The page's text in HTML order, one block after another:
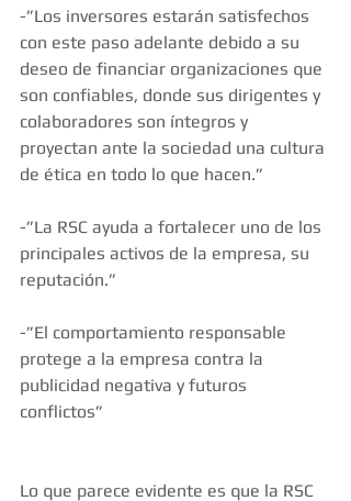
-”Los inversores estarán satisfechos
con este paso adelante debido a su
deseo de financiar organizaciones que
son confiables, donde sus dirigentes y
colaboradores son íntegros y
proyectan ante la sociedad una cultura
de ética en todo lo que hacen.”
-”La RSC ayuda a fortalecer uno de los
principales activos de la empresa, su
reputación.”
-”El comportamiento responsable
protege a la empresa contra la
publicidad negativa y futuros
conflictos”
Lo que parece evidente es que la RSC